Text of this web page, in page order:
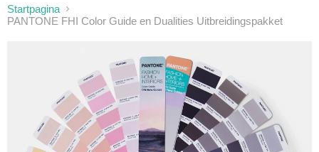
Startpagina
PANTONE FHI Color Guide en Dualities Uitbreidingspakket